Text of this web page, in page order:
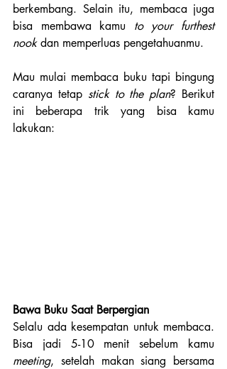
berkembang. Selain itu, membaca juga
bisa membawa kamu to your furthest
nook dan memperluas pengetahuanmu.
Mau mulai membaca buku tapi bingung
caranya tetap stick to the plan? Berikut
ini beberapa trik yang bisa kamu
lakukan:
Bawa Buku Saat Berpergian
Selalu ada kesempatan untuk membaca.
meeting, setelah makan siang bersama